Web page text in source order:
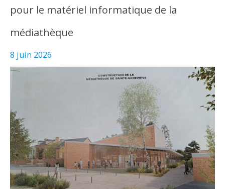
pour le matériel informatique de la
médiathèque
8 juin 2026